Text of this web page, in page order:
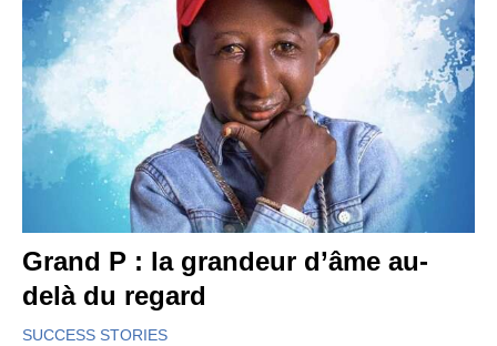
Grand P : la grandeur d’âme au-
delà du regard
SUCCESS STORIES